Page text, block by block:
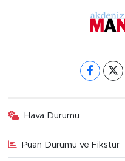
Hava Durumu
Puan Durumu ve Fikstür